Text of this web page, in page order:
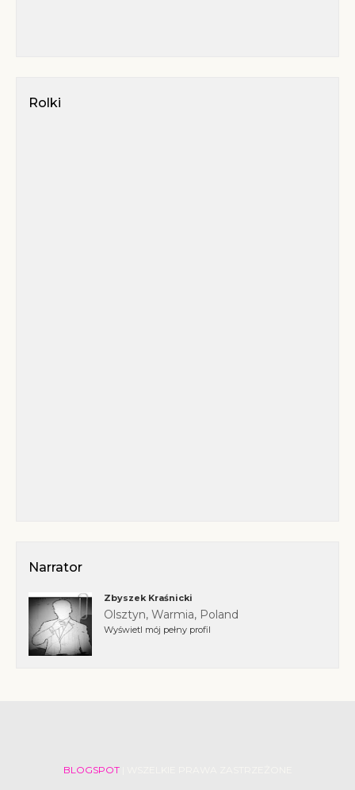
Rolki
Narrator
Zbyszek Kraśnicki
Olsztyn, Warmia, Poland
Wyświetl mój pełny profil
BLOGSPOT| WSZELKIE PRAWA ZASTRZEŻONE